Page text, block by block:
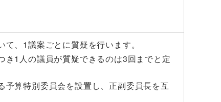
、1議案ごとに質疑を行います。
き1人の議員が質疑できるのは3回までと定
予算特別委員会を設置し、正副委員長を互